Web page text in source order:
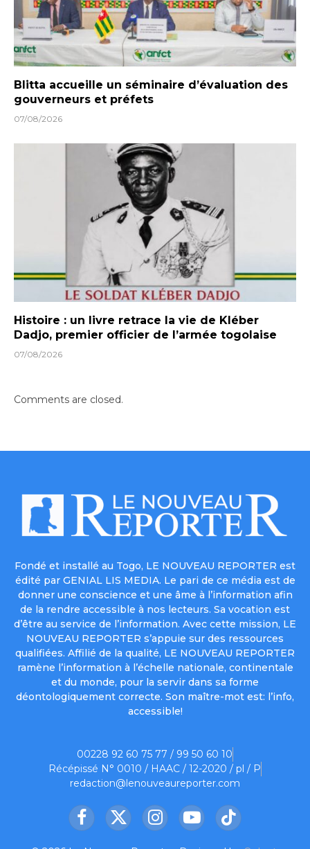
Blitta accueille un séminaire d’évaluation des
gouverneurs et préfets
07/08/2026
Histoire : un livre retrace la vie de Kléber
Dadjo, premier officier de l’armée togolaise
07/08/2026
Comments are closed.
Fondé et installé au Togo, LE NOUVEAU REPORTER est
édité par GENIAL LIS MEDIA. Le pari de ce média est de
donner une conscience et une âme à l’information afin
de la rendre accessible à nos lecteurs. Sa vocation est
d’être au service de l’information. Avec cette mission, LE
NOUVEAU REPORTER s’appuie sur des ressources
qualifiées. Affilié de la qualité, LE NOUVEAU REPORTER
ramène l’information à l’échelle nationale, continentale
et du monde, pour la servir dans sa forme
déontologiquement correcte. Son maître-mot est: l’info,
accessible!
00228 92 60 75 77 / 99 50 60 10
Récépissé N° 0010 / HAAC / 12-2020 / pl / P
redaction@lenouveaureporter.com
Facebook
X
InstagramYouTubeTikTok